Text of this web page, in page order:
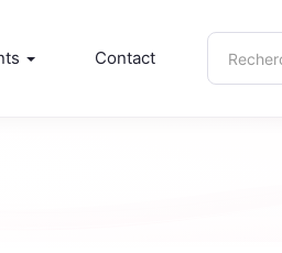
Contact
sur